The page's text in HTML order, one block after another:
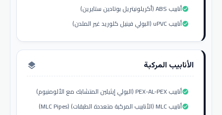
أنابيب ABS (أكريلونيتريل بوتادين ستايرين)check_circle
أنابيب uPVC (البولي فينيل كلوريد غير الملدن)check_circle
الأنابيب المركبة layers
أنابيب PEX-AL-PEX (البولي إيثيلين المتشابك مع الألومنيوم)check_circle
أنابيب MLC (الأنابيب المركبة متعددة الطبقات) (MLC Pipes)check_circle